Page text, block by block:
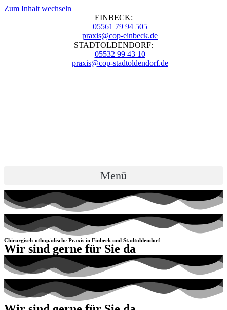
Zum Inhalt wechseln
EINBECK:
05561 79 94 505
praxis@cop-einbeck.de
STADTOLDENDORF:
05532 99 43 10
praxis@cop-stadtoldendorf.de
Menü
Chirurgisch-othopädische Praxis in Einbeck und Stadtoldendorf
Wir sind gerne für Sie da